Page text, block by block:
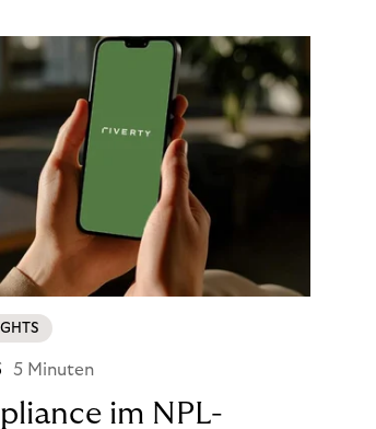
5 Minuten
im NPL-